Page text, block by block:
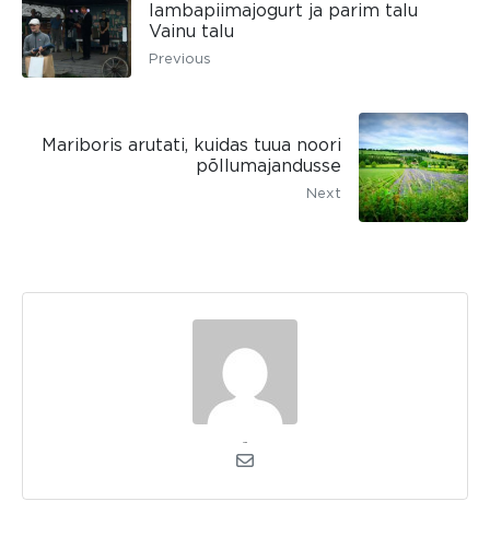
lambapiimajogurt ja parim talu
Vainu talu
Previous
Mariboris arutati, kuidas tuua noori
põllumajandusse
Next